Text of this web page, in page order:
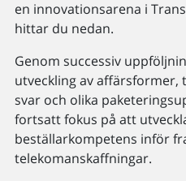
en innovationsarena i
hittar du nedan.
Genom successiv
utveckling av affärsformer,
svar och olika
fortsatt fokus på att
beställarkompetens inför
telekomanskaffningar.